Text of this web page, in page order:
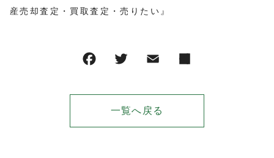
産売却査定・買取査定・売りたい』
一覧へ戻る